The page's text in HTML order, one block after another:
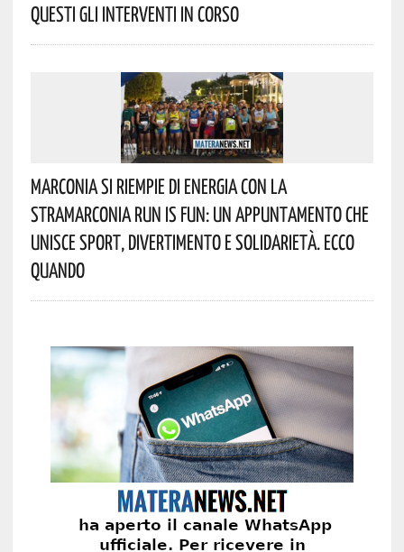
Questi Gli Interventi In Corso
Marconia Si Riempie Di Energia Con La
StraMarconia Run Is Fun: Un Appuntamento Che
Unisce Sport, Divertimento E Solidarietà. Ecco
Quando